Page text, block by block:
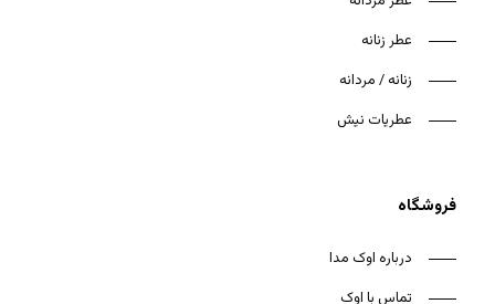
هیچ محصولی در سبد خرید نیست.
عطر زنانه
زنانه / مردانه
عطریات نیش
فروشگاه
درباره اوک مدا
تماس با اوک